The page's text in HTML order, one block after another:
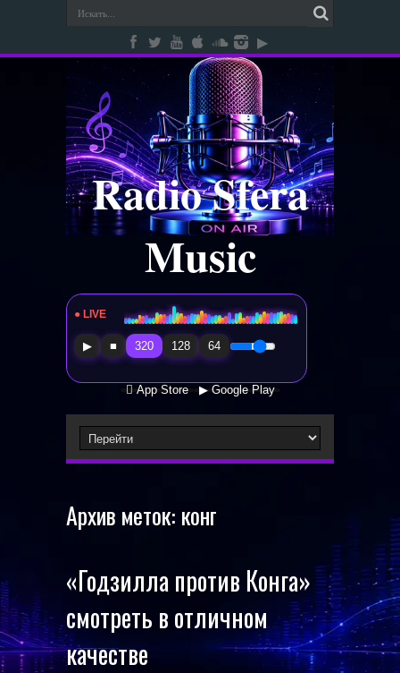
Radio Sfera
Music
● LIVE Radio Sfera Music
▶ ■ 320 128 64
 App Store ▶ Google Play
Архив меток: конг
«Годзилла против Конга»
смотреть в отличном
качестве